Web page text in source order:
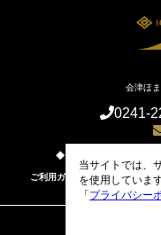
会津ほ
0241-
◆お酒は20歳から。未成
ご利用ガイド/ お支払方法・送料
当サイトでは、
を使用していま
「プライバシー